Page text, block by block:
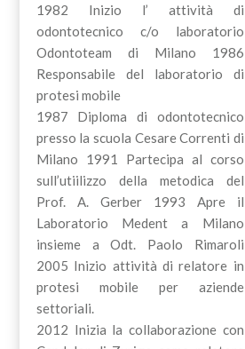
1982 Inizio l’ attività di
odontotecnico c/o laboratorio
Odontoteam di Milano 1986
Responsabile del laboratorio di
protesi mobile
1987 Diploma di odontotecnico
presso la scuola Cesare Correnti di
Milano 1991 Partecipa al corso
sull’utiilizzo della metodica del
Prof. A. Gerber 1993 Apre il
Laboratorio Medent a Milano
insieme a Odt. Paolo Rimaroli
2005 Inizio attività di relatore in
protesi mobile per aziende
settoriali.
2012 Inizia la collaborazione con